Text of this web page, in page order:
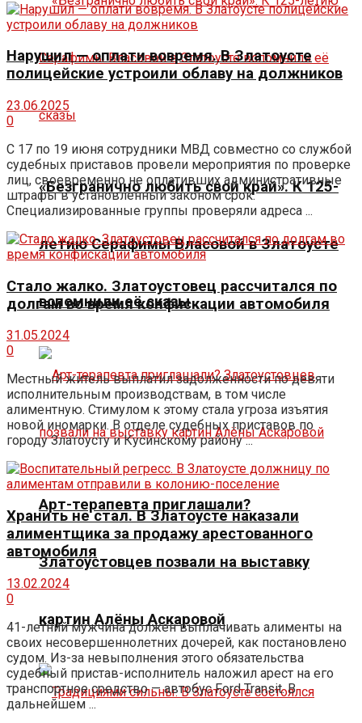
«Безгранично любить свой край». К 125-
летию Серафимы Власовой в Златоусте
вспомнили её сказы
Арт-терапевта приглашали?
Златоустовцев позвали на выставку
картин Алёны Аскаровой
Нарушил — оплати вовремя. В Златоусте
полицейские устроили облаву на должников
23.06.2025
0
С 17 по 19 июня сотрудники МВД совместно со службой
судебных приставов провели мероприятия по проверке
лиц, своевременно не оплативших административные
штрафы в установленный законом срок.
Специализированные группы проверяли адреса ...
Стало жалко. Златоустовец рассчитался по
долгам во время конфискации автомобиля
31.05.2024
0
Местный житель выплатил задолженности по девяти
исполнительным производствам, в том числе
алиментную. Стимулом к этому стала угроза изъятия
новой иномарки. В отделе судебных приставов по
городу Златоусту и Кусинскому району ...
Хранить не стал. В Златоусте наказали
алиментщика за продажу арестованного
автомобиля
13.02.2024
0
41-летний мужчина должен выплачивать алименты на
своих несовершеннолетних дочерей, как постановлено
судом. Из-за невыполнения этого обязательства
судебный пристав-исполнитель наложил арест на его
транспортное средство — автобус Ford Transit. В
дальнейшем ...